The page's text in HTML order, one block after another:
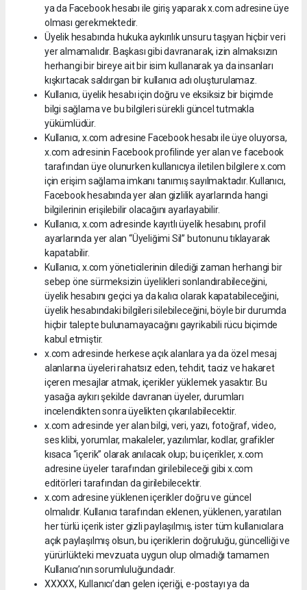
ya da Facebook hesabı ile giriş yaparak x.com adresine üye
olması gerekmektedir.
Üyelik hesabında hukuka aykırılık unsuru taşıyan hiçbir veri
yer almamalıdır. Başkası gibi davranarak, izin almaksızın
herhangi bir bireye ait bir isim kullanarak ya da insanları
kışkırtacak saldırgan bir kullanıcı adı oluşturulamaz.
Kullanıcı, üyelik hesabı için doğru ve eksiksiz bir biçimde
bilgi sağlama ve bu bilgileri sürekli güncel tutmakla
yükümlüdür.
Kullanıcı, x.com adresine Facebook hesabı ile üye oluyorsa,
x.com adresinin Facebook profilinde yer alan ve facebook
tarafından üye olunurken kullanıcıya iletilen bilgilere x.com
için erişim sağlama imkanı tanımış sayılmaktadır. Kullanıcı,
Facebook hesabında yer alan gizlilik ayarlarında hangi
bilgilerinin erişilebilir olacağını ayarlayabilir.
Kullanıcı, x.com adresinde kayıtlı üyelik hesabını, profil
ayarlarında yer alan “Üyeliğimi Sil” butonunu tıklayarak
kapatabilir.
Kullanıcı, x.com yöneticilerinin dilediği zaman herhangi bir
sebep öne sürmeksizin üyelikleri sonlandırabileceğini,
üyelik hesabını geçici ya da kalıcı olarak kapatabileceğini,
üyelik hesabındaki bilgileri silebileceğini, böyle bir durumda
hiçbir talepte bulunamayacağını gayrikabili rücu biçimde
kabul etmiştir.
x.com adresinde herkese açık alanlara ya da özel mesaj
alanlarına üyeleri rahatsız eden, tehdit, taciz ve hakaret
içeren mesajlar atmak, içerikler yüklemek yasaktır. Bu
yasağa aykırı şekilde davranan üyeler, durumları
incelendikten sonra üyelikten çıkarılabilecektir.
x.com adresinde yer alan bilgi, veri, yazı, fotoğraf, video,
ses klibi, yorumlar, makaleler, yazılımlar, kodlar, grafikler
kısaca “içerik” olarak anılacak olup; bu içerikler, x.com
adresine üyeler tarafından girilebileceği gibi x.com
editörleri tarafından da girilebilecektir.
x.com adresine yüklenen içerikler doğru ve güncel
olmalıdır. Kullanıcı tarafından eklenen, yüklenen, yaratılan
her türlü içerik ister gizli paylaşılmış, ister tüm kullanıcılara
açık paylaşılmış olsun, bu içeriklerin doğruluğu, güncelliği ve
yürürlükteki mevzuata uygun olup olmadığı tamamen
Kullanıcı’nın sorumluluğundadır.
XXXXX, Kullanıcı’dan gelen içeriği, e-postayı ya da